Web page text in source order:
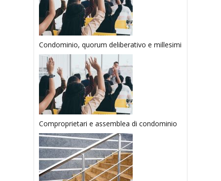
Condominio, quorum deliberativo e millesimi
Comproprietari e assemblea di condominio